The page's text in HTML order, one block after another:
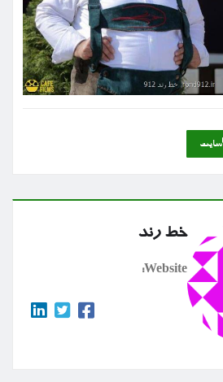
سایت
خط رند
Website: